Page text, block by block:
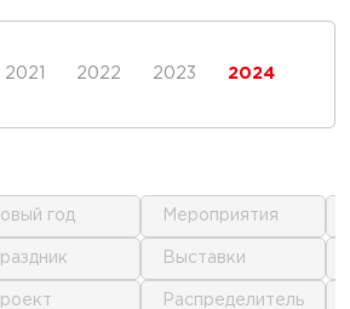
2021 2022 2023
2024
новый год
праздник
проект
мероприятия
выставки
распределитель